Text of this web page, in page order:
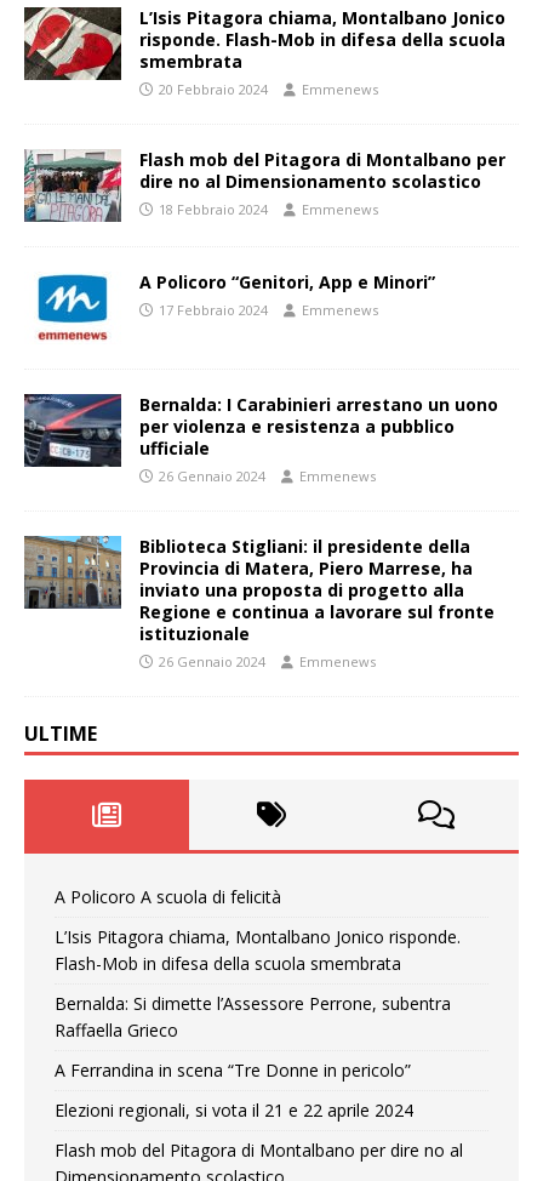
L’Isis Pitagora chiama, Montalbano Jonico
risponde. Flash-Mob in difesa della scuola
smembrata
20 Febbraio 2024 Emmenews
Flash mob del Pitagora di Montalbano per
dire no al Dimensionamento scolastico
18 Febbraio 2024 Emmenews
A Policoro “Genitori, App e Minori”
17 Febbraio 2024 Emmenews
Bernalda: I Carabinieri arrestano un uono
per violenza e resistenza a pubblico
ufficiale
26 Gennaio 2024 Emmenews
Biblioteca Stigliani: il presidente della
Provincia di Matera, Piero Marrese, ha
inviato una proposta di progetto alla
Regione e continua a lavorare sul fronte
istituzionale
26 Gennaio 2024 Emmenews
ULTIME
A Policoro A scuola di felicità
L’Isis Pitagora chiama, Montalbano Jonico risponde.
Flash-Mob in difesa della scuola smembrata
Bernalda: Si dimette l’Assessore Perrone, subentra
Raffaella Grieco
A Ferrandina in scena “Tre Donne in pericolo”
Elezioni regionali, si vota il 21 e 22 aprile 2024
Flash mob del Pitagora di Montalbano per dire no al
Dimensionamento scolastico